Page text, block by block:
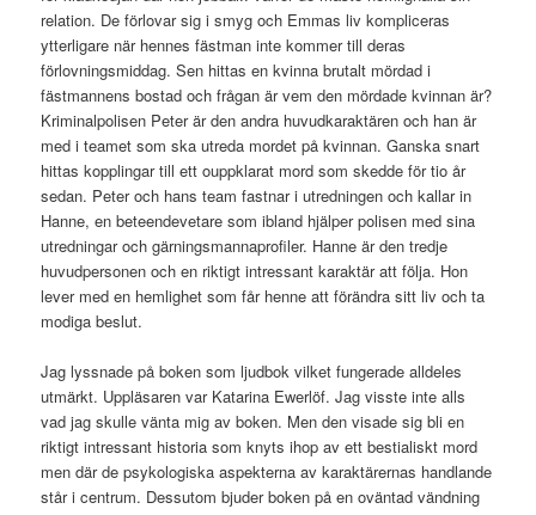
relation. De förlovar sig i smyg och Emmas liv kompliceras
ytterligare när hennes fästman inte kommer till deras
förlovningsmiddag. Sen hittas en kvinna brutalt mördad i
fästmannens bostad och frågan är vem den mördade kvinnan är?
Kriminalpolisen Peter är den andra huvudkaraktären och han är
med i teamet som ska utreda mordet på kvinnan. Ganska snart
hittas kopplingar till ett ouppklarat mord som skedde för tio år
sedan. Peter och hans team fastnar i utredningen och kallar in
Hanne, en beteendevetare som ibland hjälper polisen med sina
utredningar och gärningsmannaprofiler. Hanne är den tredje
huvudpersonen och en riktigt intressant karaktär att följa. Hon
lever med en hemlighet som får henne att förändra sitt liv och ta
modiga beslut.
Jag lyssnade på boken som ljudbok vilket fungerade alldeles
utmärkt. Uppläsaren var Katarina Ewerlöf. Jag visste inte alls
vad jag skulle vänta mig av boken. Men den visade sig bli en
riktigt intressant historia som knyts ihop av ett bestialiskt mord
men där de psykologiska aspekterna av karaktärernas handlande
står i centrum. Dessutom bjuder boken på en oväntad vändning